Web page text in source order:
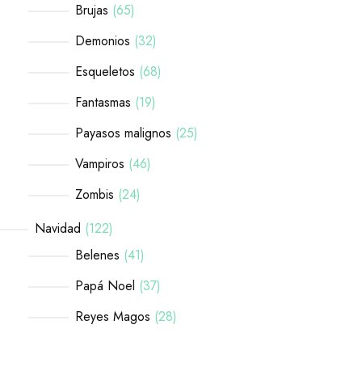
Brujas 65
Demonios 32
Esqueletos 68
Fantasmas 19
Payasos malignos 25
Vampiros 46
Zombis 24
Navidad 122
Belenes 41
Papá Noel 37
Reyes Magos 28